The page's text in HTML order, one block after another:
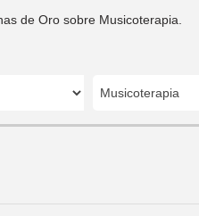
de Oro sobre Musicoterapia.
Musicoterapia